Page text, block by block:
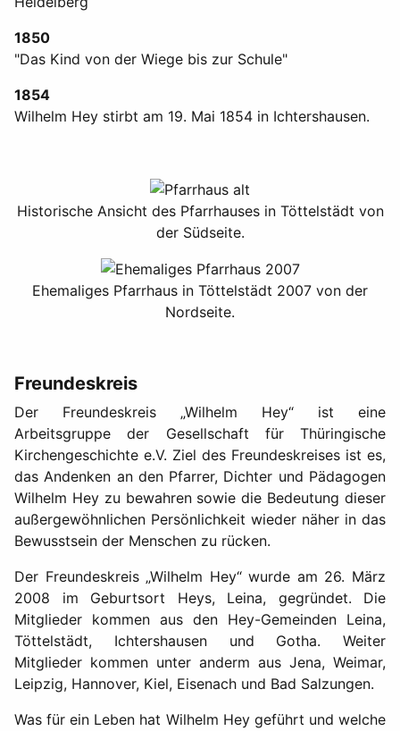
1850
"Das Kind von der Wiege bis zur Schule"
1854
Wilhelm Hey stirbt am 19. Mai 1854 in Ichtershausen.
Historische Ansicht des Pfarrhauses in Töttelstädt von
der Südseite.
Ehemaliges Pfarrhaus in Töttelstädt 2007 von der
Nordseite.
Freundeskreis
Der Freundeskreis „Wilhelm Hey“ ist eine
Arbeitsgruppe der Gesellschaft für Thüringische
Kirchengeschichte e.V. Ziel des Freundeskreises ist es,
das Andenken an den Pfarrer, Dichter und Pädagogen
Wilhelm Hey zu bewahren sowie die Bedeutung dieser
außergewöhnlichen Persönlichkeit wieder näher in das
Bewusstsein der Menschen zu rücken.
Der Freundeskreis „Wilhelm Hey“ wurde am 26. März
2008 im Geburtsort Heys, Leina, gegründet. Die
Mitglieder kommen aus den Hey-Gemeinden Leina,
Töttelstädt, Ichtershausen und Gotha. Weiter
Mitglieder kommen unter anderm aus Jena, Weimar,
Leipzig, Hannover, Kiel, Eisenach und Bad Salzungen.
Was für ein Leben hat Wilhelm Hey geführt und welche